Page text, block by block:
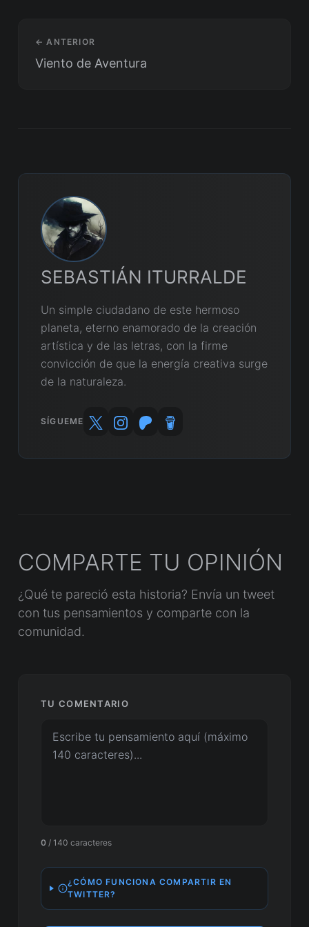
← ANTERIOR
Viento de Aventura
SEBASTIÁN ITURRALDE
Un simple ciudadano de este hermoso
planeta, eterno enamorado de la creación
artística y de las letras, con la firme
convicción de que la energía creativa surge
de la naturaleza.
SÍGUEME
COMPARTE TU OPINIÓN
¿Qué te pareció esta historia? Envía un tweet
con tus pensamientos y comparte con la
comunidad.
TU COMENTARIO
0 / 140 caracteres
¿CÓMO FUNCIONA COMPARTIR EN
TWITTER?